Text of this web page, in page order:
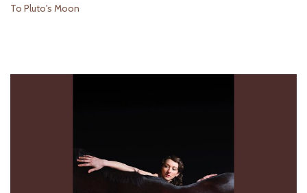
To Pluto's Moon